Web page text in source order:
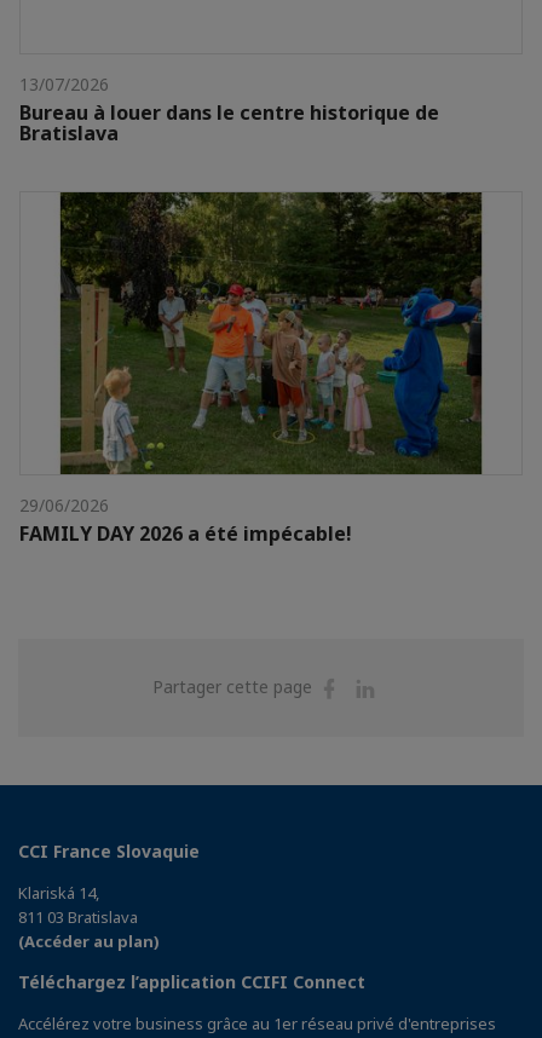
13/07/2026
Bureau à louer dans le centre historique de
Bratislava
29/06/2026
FAMILY DAY 2026 a été impécable!
Partager cette page
Partager
CCI France Slovaquie
Klariská 14,
811 03 Bratislava
(Accéder au plan)
Téléchargez l’application CCIFI Connect
Accélérez votre business grâce au 1er réseau privé d'entreprises